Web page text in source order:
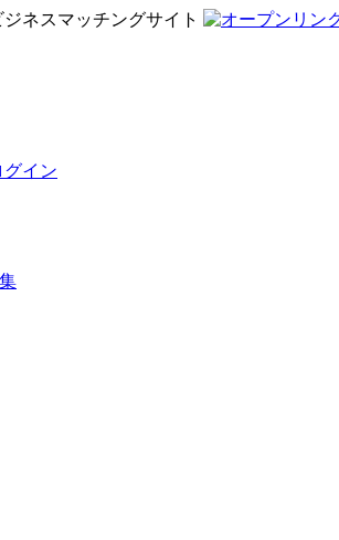
ネスマッチングサイト
グイン